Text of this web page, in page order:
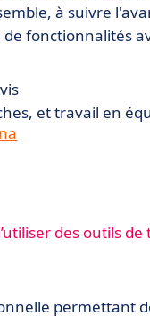
à suivre
fonctionnalités
et travail en
des outils
permettant